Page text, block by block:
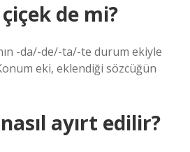
de mi?
-da/-de/-ta/-te durum ekiyle
eki, eklendiği sözcüğün
ayırt edilir?